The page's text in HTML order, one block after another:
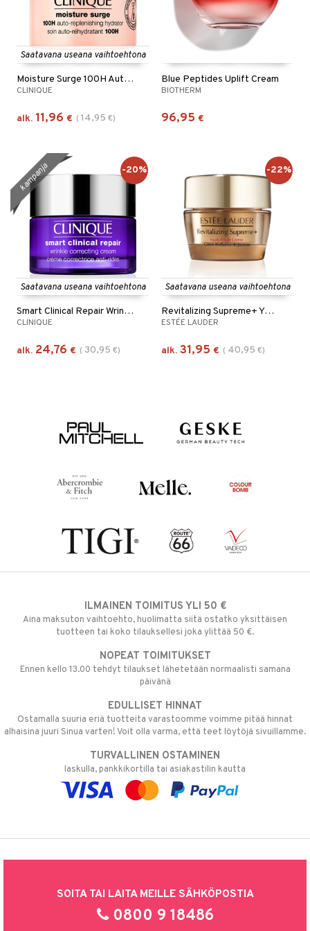
Saatavana useana vaihtoehtona
Moisture Surge 100H Auto Replenishing Hydrator
CLINIQUE
alk. 11,96 € ( 14,95 €)
Blue Peptides Uplift Cream
BIOTHERM
96,95 €
Saatavana useana vaihtoehtona
Smart Clinical Repair Wrinkle Cream
CLINIQUE
alk. 24,76 € ( 30,95 €)
kampanja -20%
Saatavana useana vaihtoehtona
Revitalizing Supreme+ Youth Power Cream
ESTÉE LAUDER
alk. 31,95 € ( 40,95 €)
-22%
ILMAINEN TOIMITUS YLI 50 €
Aina maksuton vaihtoehto, huolimatta siitä ostatko yksittäisen
tuotteen tai koko tilauksellesi joka ylittää 50 €.
NOPEAT TOIMITUKSET
Ennen kello 13.00 tehdyt tilaukset lähetetään normaalisti samana
päivänä
EDULLISET HINNAT
Ostamalla suuria eriä tuotteita varastoomme voimme pitää hinnat
alhaisina juuri Sinua varten! Voit olla varma, että teet löytöjä sivuillamme.
TURVALLINEN OSTAMINEN
laskulla, pankkikortilla tai asiakastilin kautta
SOITA TAI LAITA MEILLE SÄHKÖPOSTIA
0800 9 18486